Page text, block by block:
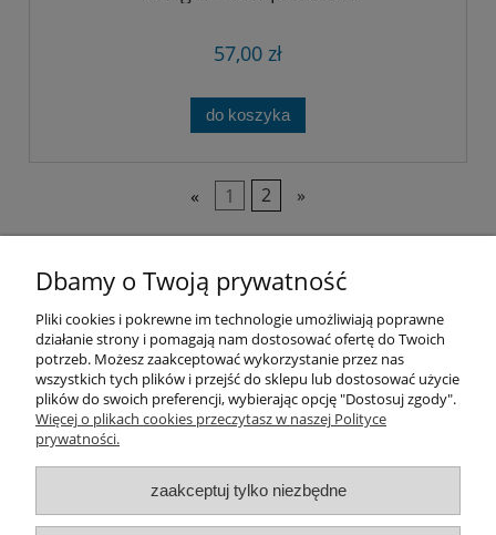
57,00 zł
do koszyka
« 1 2 »
Pomoc
Moje konto
Informacje
Dbamy o Twoją prywatność
Pliki cookies i pokrewne im technologie umożliwiają poprawne
działanie strony i pomagają nam dostosować ofertę do Twoich
potrzeb. Możesz zaakceptować wykorzystanie przez nas
wszystkich tych plików i przejść do sklepu lub dostosować użycie
plików do swoich preferencji, wybierając opcję "Dostosuj zgody".
Więcej o plikach cookies przeczytasz w naszej Polityce
prywatności.
zaakceptuj tylko niezbędne